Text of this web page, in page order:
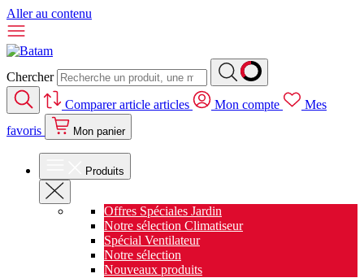
Aller au contenu
Chercher
Comparerarticle articles Mon compte
Mes
favoris
Mon panier
Produits
Offres Spéciales Jardin
Notre sélection Climatiseur
Spécial Ventilateur
Notre sélection
Nouveaux produits